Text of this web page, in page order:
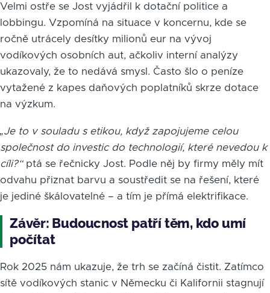
Velmi ostře se Jost vyjádřil k dotační politice a
lobbingu. Vzpomíná na situace v koncernu, kde se
ročně utrácely desítky milionů eur na vývoj
vodíkových osobních aut, ačkoliv interní analýzy
ukazovaly, že to nedává smysl. Často šlo o peníze
vytažené z kapes daňových poplatníků skrze dotace
na výzkum.
„Je to v souladu s etikou, když zapojujeme celou
společnost do investic do technologií, které nevedou k
cíli?“ptá se řečnicky Jost. Podle něj by firmy měly mít
odvahu přiznat barvu a soustředit se na řešení, které
je jediné škálovatelné – a tím je přímá elektrifikace.
Závěr: Budoucnost patří těm, kdo umí
počítat
Rok 2025 nám ukazuje, že trh se začíná čistit. Zatímco
sítě vodíkových stanic v Německu či Kalifornii stagnují